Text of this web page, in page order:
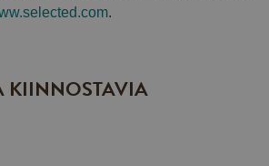
.
KIINNOSTAVIA